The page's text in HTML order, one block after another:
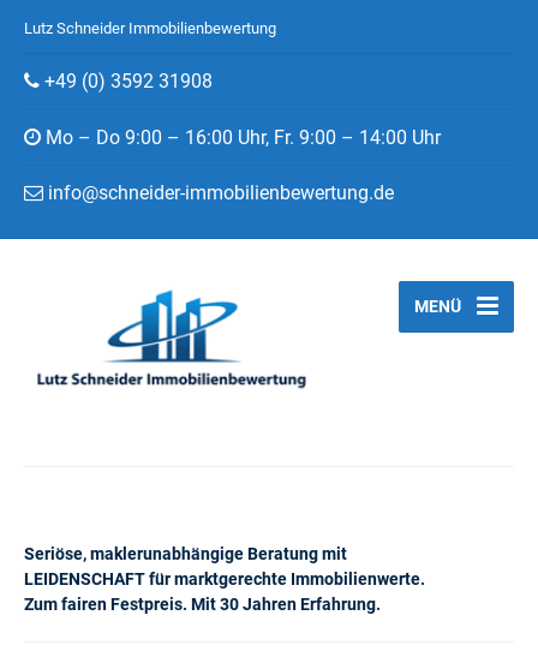
Lutz Schneider Immobilienbewertung
+49 (0) 3592 31908
Mo – Do 9:00 – 16:00 Uhr, Fr. 9:00 – 14:00 Uhr
info@schneider-immobilienbewertung.de
Seriöse, maklerunabhängige Beratung mit
LEIDENSCHAFT für marktgerechte Immobilienwerte.
Zum fairen Festpreis. Mit 30 Jahren Erfahrung.
MENÜ